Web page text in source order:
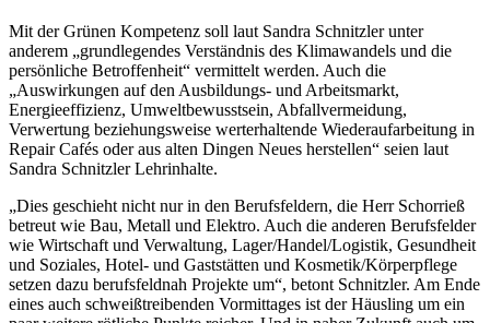
Mit der Grünen Kompetenz soll laut Sandra Schnitzler unter
anderem „grundlegendes Verständnis des Klimawandels und die
persönliche Betroffenheit“ vermittelt werden. Auch die
„Auswirkungen auf den Ausbildungs- und Arbeitsmarkt,
Energieeffizienz, Umweltbewusstsein, Abfallvermeidung,
Verwertung beziehungsweise werterhaltende Wiederaufarbeitung in
Repair Cafés oder aus alten Dingen Neues herstellen“ seien laut
Sandra Schnitzler Lehrinhalte.
„Dies geschieht nicht nur in den Berufsfeldern, die Herr Schorrieß
betreut wie Bau, Metall und Elektro. Auch die anderen Berufsfelder
wie Wirtschaft und Verwaltung, Lager/Handel/Logistik, Gesundheit
und Soziales, Hotel- und Gaststätten und Kosmetik/Körperpflege
setzen dazu berufsfeldnah Projekte um“, betont Schnitzler. Am Ende
eines auch schweißtreibenden Vormittages ist der Häusling um ein